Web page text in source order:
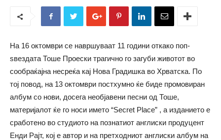
На 16 октомври се навршуваат 11 години откако поп-
ѕвездата Тоше Проески трагично го загуби животот во
сообраќајна несреќа кај Нова Градишка во Хрватска. По
тој повод, на 13 октомври постхумно ќе биде промовиран
албум со нови, досега необјавени песни од Тоше,
материјалот ќе го носи името “Secret Place” , а изданието е
сработено во студиото на познатиот англиски продуцент
Енди Рајт, кој е автор и на претходниот англиски албум на